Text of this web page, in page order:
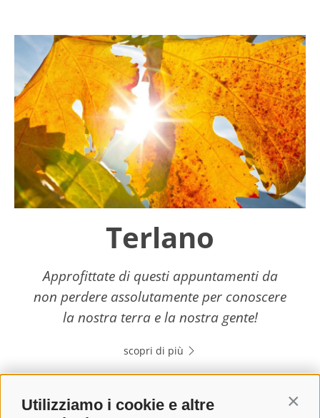
Utilizziamo i cookie e altre
Terlano
Approfittate di questi appuntamenti da
non perdere assolutamente per conoscere
la nostra terra e la nostra gente!
scopri di più